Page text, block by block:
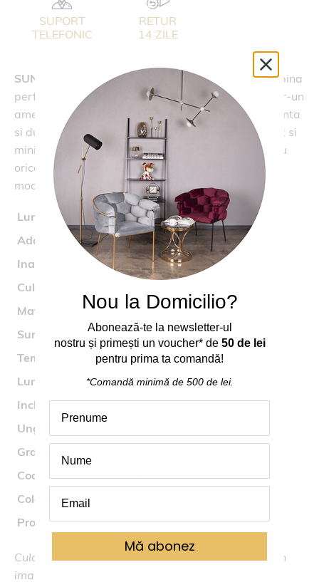
SUPORT
TELEFONIC
RETUR
14 ZILE
SUNNY
este o aplica moderna pentru baie ce combina
perfect eleganta si functionalitatea. Realizata dintr-un
amestec de acrilic si aluminiu, aceasta este rezistenta
si durabila, dar si usor de curatat. Designul elegant si
minimalist al aplicei
SUNNY se va potrivi perfect cu
orice stil de amenajare a baii, adaugand un aspect
modern si sofisticat in spatiul dvs. de baie.
Lungime(cm)
58.8
Adancime(cm)
10
Inaltime (cm)
7.7
Culoare
Material
acrilic, aluminiu
Sursa iluminat
18.4W LED
Temperatura culoare
3000K
Lumeni
1469
Inclus
da
Unghi
Grad de protectie
Cod
4272101
Colectia
Producator
Viokef
Culoarea reala poate fi usor diferita fata de cea din
imagine.
Nou la Domicilio?
Abonează-te la newsletter-ul
nostru și primești un voucher* de 50 de lei
pentru prima ta comandă!
*Comandă minimă de 500 de lei.
Mă abonez